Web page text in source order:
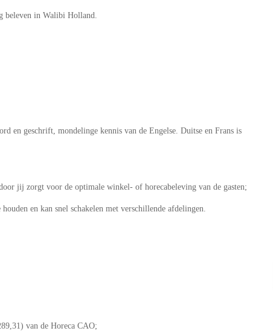
beleven in Walibi Holland.
en geschrift, mondelinge kennis van de Engelse. Duitse en Frans is
jij zorgt voor de optimale winkel- of horecabeleving van de gasten;
en kan snel schakelen met verschillende afdelingen.
van de Horeca CAO;